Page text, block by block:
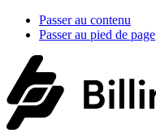
Passer au contenu
Passer au pied de page